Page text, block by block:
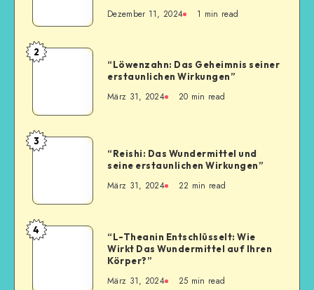
Dezember 11, 2024 1 min read
2
“Löwenzahn: Das Geheimnis seiner
erstaunlichen Wirkungen”
März 31, 2024 20 min read
3
“Reishi: Das Wundermittel und
seine erstaunlichen Wirkungen”
März 31, 2024 22 min read
4
“L-Theanin Entschlüsselt: Wie
Wirkt Das Wundermittel auf Ihren
Körper?”
März 31, 2024 25 min read